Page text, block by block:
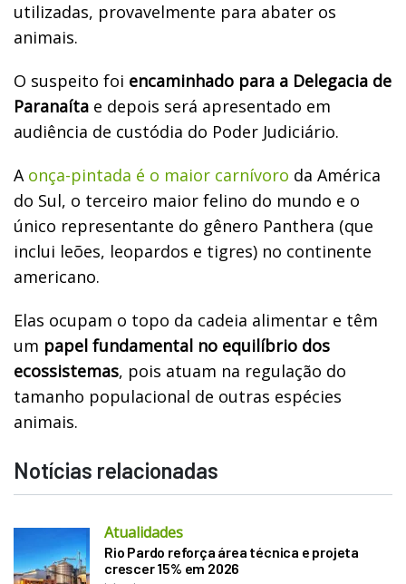
utilizadas, provavelmente para abater os
animais.
O suspeito foi encaminhado para a Delegacia de
Paranaíta e depois será apresentado em
audiência de custódia do Poder Judiciário.
A onça-pintada é o maior carnívoro da América
do Sul, o terceiro maior felino do mundo e o
único representante do gênero Panthera (que
inclui leões, leopardos e tigres) no continente
americano.
Elas ocupam o topo da cadeia alimentar e têm
um papel fundamental no equilíbrio dos
ecossistemas, pois atuam na regulação do
tamanho populacional de outras espécies
animais.
Notícias relacionadas
Atualidades
Rio Pardo reforça área técnica e projeta
crescer 15% em 2026